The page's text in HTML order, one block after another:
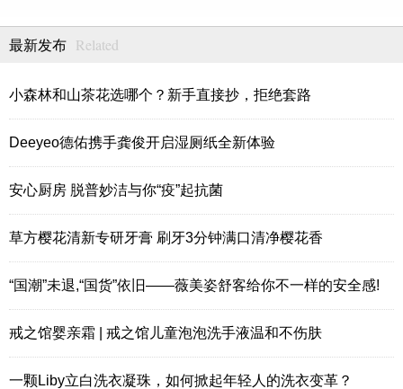
最新发布 Related
小森林和山茶花选哪个？新手直接抄，拒绝套路
Deeyeo德佑携手龚俊开启湿厕纸全新体验
安心厨房 脱普妙洁与你“疫”起抗菌
草方樱花清新专研牙膏 刷牙3分钟满口清净樱花香
“国潮”未退,“国货”依旧——薇美姿舒客给你不一样的安全感!
戒之馆婴亲霜 | 戒之馆儿童泡泡洗手液温和不伤肤
一颗Liby立白洗衣凝珠，如何掀起年轻人的洗衣变革？